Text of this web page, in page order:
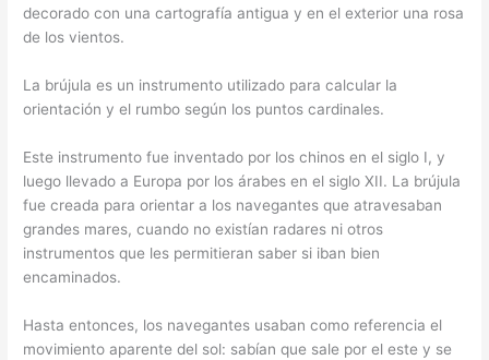
decorado con una cartografía antigua y en el exterior una rosa
de los vientos.
La brújula es un instrumento utilizado para calcular la
orientación y el rumbo según los puntos cardinales.
Este instrumento fue inventado por los chinos en el siglo I, y
luego llevado a Europa por los árabes en el siglo XII. La brújula
fue creada para orientar a los navegantes que atravesaban
grandes mares, cuando no existían radares ni otros
instrumentos que les permitieran saber si iban bien
encaminados.
Hasta entonces, los navegantes usaban como referencia el
movimiento aparente del sol: sabían que sale por el este y se